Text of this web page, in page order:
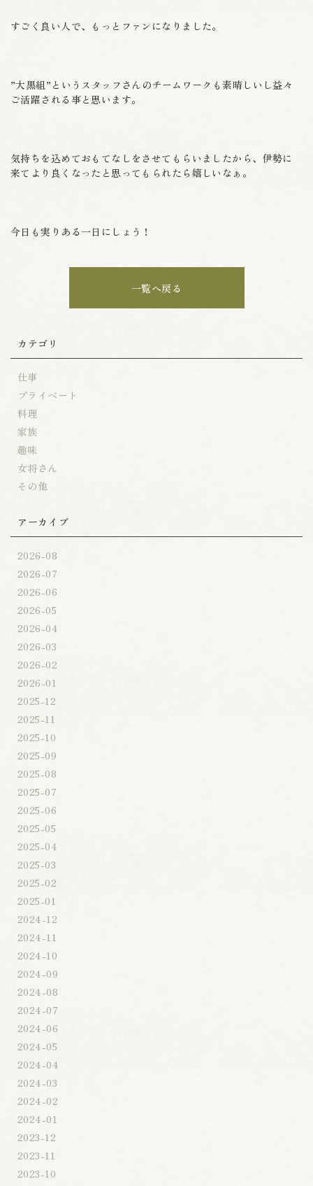
すごく良い人で、もっとファンになりました。
”大黒組”というスタッフさんのチームワークも素晴しいし益々
ご活躍される事と思います。
気持ちを込めておもてなしをさせてもらいましたから、伊勢に
来てより良くなったと思ってもられたら嬉しいなぁ。
今日も実りある一日にしょう！
一覧へ戻る
カテゴリ
仕事
プライベート
料理
家族
趣味
女将さん
その他
アーカイブ
2026-08
2026-07
2026-06
2026-05
2026-04
2026-03
2026-02
2026-01
2025-12
2025-11
2025-10
2025-09
2025-08
2025-07
2025-06
2025-05
2025-04
2025-03
2025-02
2025-01
2024-12
2024-11
2024-10
2024-09
2024-08
2024-07
2024-06
2024-05
2024-04
2024-03
2024-02
2024-01
2023-12
2023-11
2023-10